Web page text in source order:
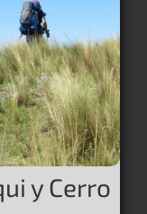
y Cerro